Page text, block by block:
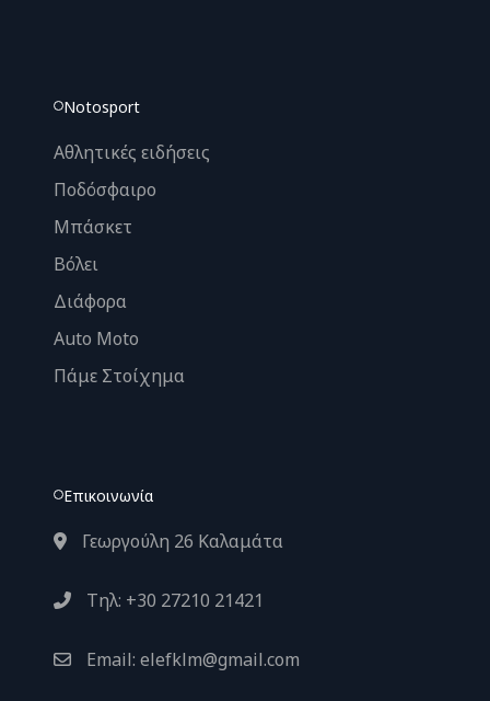
Notosport
Αθλητικές ειδήσεις
Ποδόσφαιρο
Μπάσκετ
Βόλει
Διάφορα
Auto Moto
Πάμε Στοίχημα
Επικοινωνία
Γεωργούλη 26 Καλαμάτα
Τηλ: +30 27210 21421
Email: elefklm@gmail.com